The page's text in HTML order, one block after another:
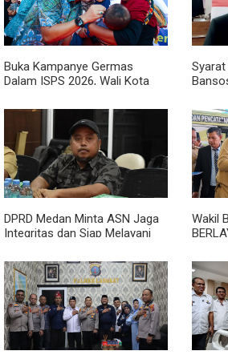
Buka Kampanye Germas
Dalam ISPS 2026, Wali Kota
Penurunan Stunting
Syarat
DPRD Medan Minta ASN Jaga
Integritas dan Siap Melayani
Wakil